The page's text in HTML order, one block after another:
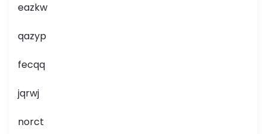
eazkw
qazyp
fecqq
jqrwj
norct